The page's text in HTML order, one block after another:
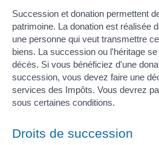
Succession et donation permettent
patrimoine. La donation est réalisée
une personne qui veut transmettre
biens. La succession ou l'héritage
décès. Si vous bénéficiez d'une
succession, vous devez faire une
services des Impôts. Vous devrez
sous certaines conditions.
Droits de succession